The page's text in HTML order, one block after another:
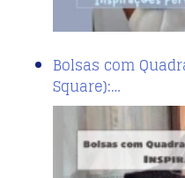
Bolsas com
Square):…